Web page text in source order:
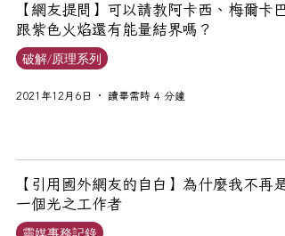
【網友提問】可以請教阿卡西、梅爾卡巴
跟紫色火焰還有能量結界嗎？
破解/原理系列
2021年12月6日 讀畢需時 4 分鐘
【引用國外網友的自白】為什麼我不再是
一個光之工作者
靈媒事務記錄